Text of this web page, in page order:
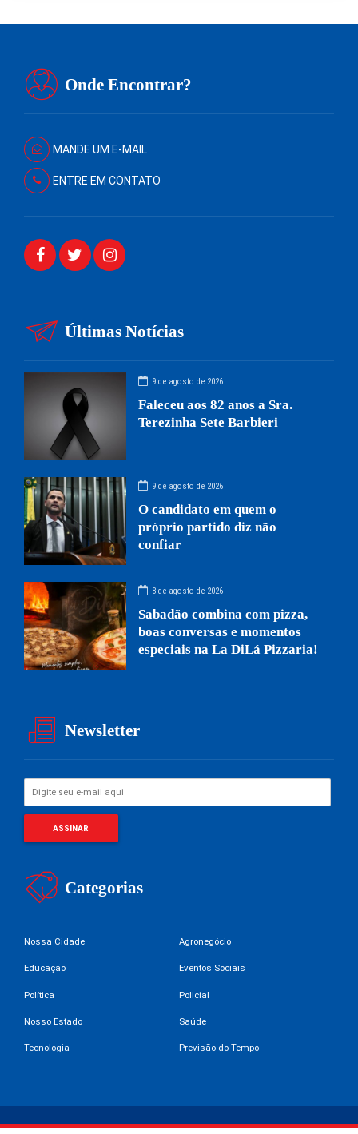
Onde Encontrar?
MANDE UM E-MAIL
ENTRE EM CONTATO
Últimas Notícias
9 de agosto de 2026
Faleceu aos 82 anos a Sra.
Terezinha Sete Barbieri
9 de agosto de 2026
O candidato em quem o
próprio partido diz não
confiar
8 de agosto de 2026
Sabadão combina com pizza,
boas conversas e momentos
especiais na La DiLá Pizzaria!
Newsletter
Categorias
Nossa Cidade Agronegócio
Educação Eventos Sociais
Política Policial
Nosso Estado Saúde
Tecnologia Previsão do Tempo